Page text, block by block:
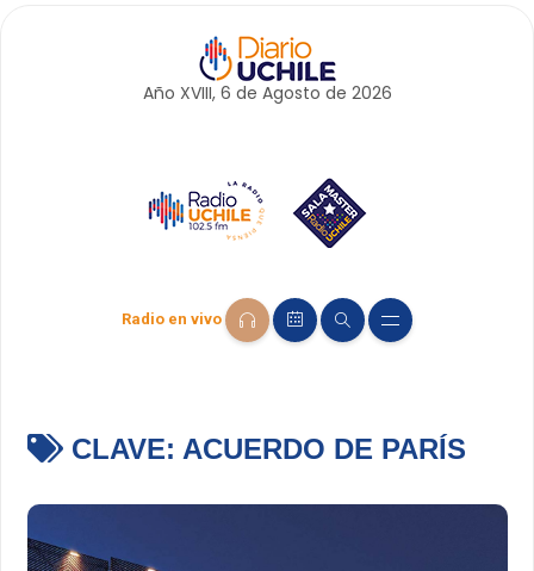
Año XVIII, 6 de Agosto de 2026
Radio en vivo
CLAVE: ACUERDO DE PARÍS